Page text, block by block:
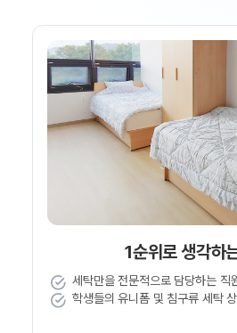
러셀 기숙학원 위생과 안
1순위로 생각하
세탁만을 전문적으로 담당하는 직
학생들의 유니폼 및 침구류 세탁